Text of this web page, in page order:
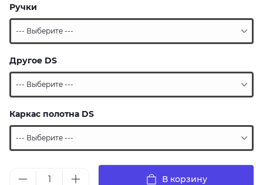
Ручки
Другое DS
Каркас полотна DS
В корзину